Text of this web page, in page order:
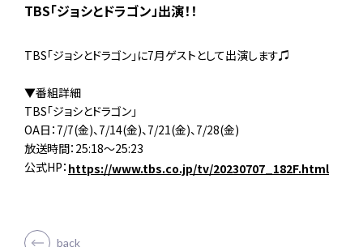
TBS「ジョシとドラゴン」出演！！
TBS「ジョシとドラゴン」に7月ゲストとして出演します♫
▼番組詳細
TBS「ジョシとドラゴン」
OA日：7/7(金)、7/14(金)、7/21(金)、7/28(金)
放送時間：25:18～25:23
公式HP： https://www.tbs.co.jp/tv/20230707_182F.html
back